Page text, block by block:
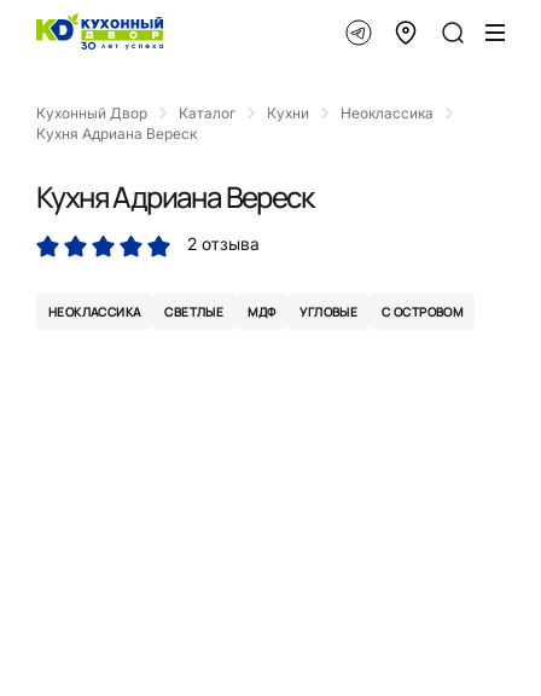
Кухонный Двор Каталог Кухни
Неоклассика
Кухня Адриана Вереск
Кухня Адриана Вереск
2 отзыва
НЕОКЛАССИКА СВЕТЛЫЕ МДФ УГЛОВЫЕ С ОСТРОВОМ